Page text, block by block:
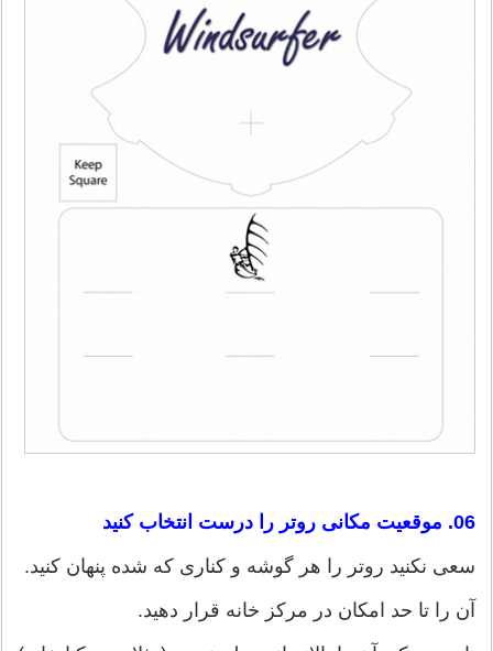
06. موقعیت مکانی روتر را درست انتخاب کنید
سعی نکنید روتر را هر گوشه و کناری که شده پنهان کنید.
آن را تا حد امکان در مرکز خانه قرار دهید.